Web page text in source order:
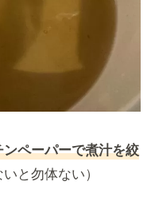
ンペーパーで煮汁を絞
と勿体ない）